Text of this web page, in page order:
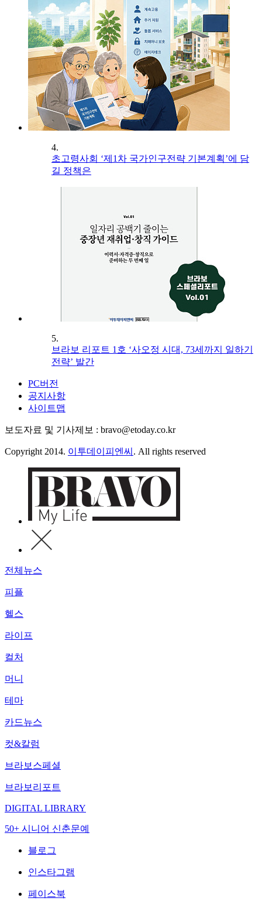
4.
초고령사회 ‘제1차 국가인구전략 기본계획’에 담
길 정책은
5.
브라보 리포트 1호 ‘사오정 시대, 73세까지 일하기
전략’ 발간
PC버전
공지사항
사이트맵
보도자료 및 기사제보 : bravo@etoday.co.kr
Copyright 2014. 이투데이피엔씨 . All rights reserved
전체뉴스
피플
헬스
라이프
컬처
머니
테마
카드뉴스
컷&칼럼
브라보스페셜
브라보리포트
DIGITAL LIBRARY
50+ 시니어 신춘문예
블로그
인스타그램
페이스북